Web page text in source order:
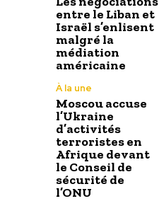
entre le Liban et
Israël s’enlisent
malgré la
médiation
américaine
À la une
Moscou accuse
l’Ukraine
d’activités
terroristes en
Afrique devant
le Conseil de
sécurité de
l’ONU